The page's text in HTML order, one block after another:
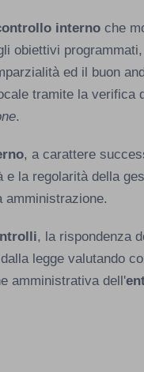
interno che
obiettivi
ed il buon
tramite la verifica
.
, a carattere
la regolarità della
amministrazione.
, la rispondenza
legge valutando
amministrativa dell'